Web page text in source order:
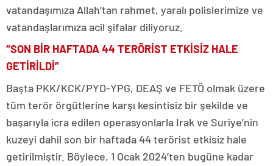
vatandaşımıza Allah’tan rahmet, yaralı polislerimize ve
vatandaşlarımıza acil şifalar diliyoruz.
“SON BİR HAFTADA 44 TERÖRİST ETKİSİZ HALE
GETİRİLDİ”
Başta PKK/KCK/PYD-YPG, DEAŞ ve FETÖ olmak üzere
tüm terör örgütlerine karşı kesintisiz bir şekilde ve
başarıyla icra edilen operasyonlarla Irak ve Suriye’nin
kuzeyi dahil son bir haftada 44 terörist etkisiz hale
getirilmiştir. Böylece, 1 Ocak 2024’ten bugüne kadar